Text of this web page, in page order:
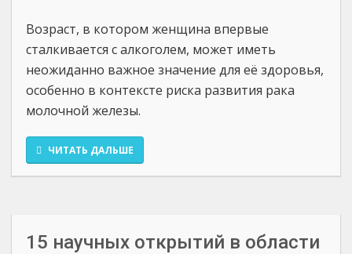
Возраст, в котором женщина впервые
сталкивается с алкоголем, может иметь
неожиданно важное значение для её здоровья,
особенно в контексте риска развития рака
молочной железы.
ЧИТАТЬ ДАЛЬШЕ
15 научных открытий в области